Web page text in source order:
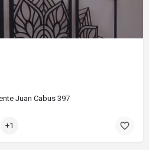
Juan Cabus 397
+1